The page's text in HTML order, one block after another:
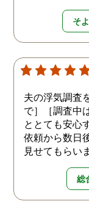
そ
夫の浮気調査
で］［調査中
ととても安心
依頼から数日
見せてもらい
総